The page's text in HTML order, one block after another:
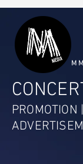
M
PROMOTION |